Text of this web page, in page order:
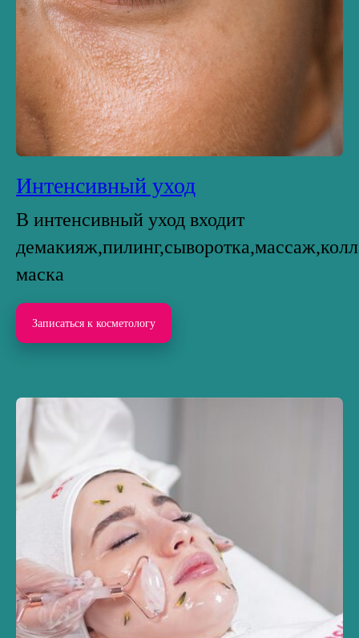
Интенсивный уход
В интенсивный уход входит
маска
Записаться к косметологу